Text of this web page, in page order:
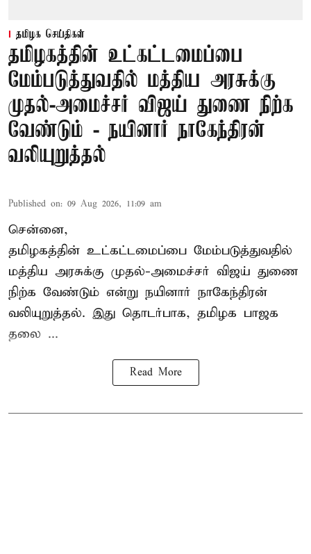
தமிழக செய்திகள்
தமிழகத்தின் உட்கட்டமைப்பை
மேம்படுத்துவதில் மத்திய அரசுக்கு
முதல்-அமைச்சர் விஜய் துணை நிற்க
வேண்டும் - நயினார் நாகேந்திரன்
வலியுறுத்தல்
Published on: 09 Aug 2026, 11:09 am
சென்னை,
தமிழகத்தின் உட்கட்டமைப்பை மேம்படுத்துவதில்
மத்திய அரசுக்கு முதல்-அமைச்சர் விஜய் துணை
நிற்க வேண்டும் என்று நயினார் நாகேந்திரன்
வலியுறுத்தல். இது தொடர்பாக, தமிழக பாஜக
தலை ...
Read More